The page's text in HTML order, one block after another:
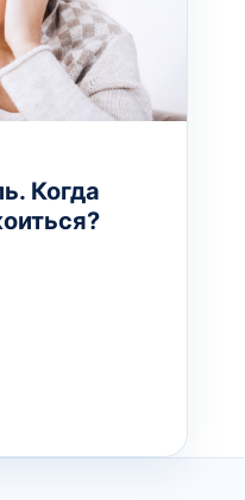
Когда